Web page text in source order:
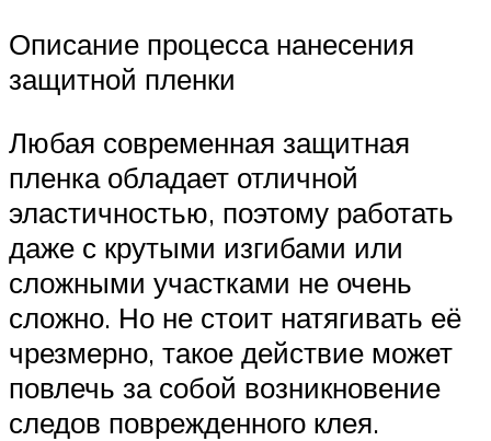
Описание процесса нанесения
защитной пленки
Любая современная защитная
пленка обладает отличной
эластичностью, поэтому работать
даже с крутыми изгибами или
сложными участками не очень
сложно. Но не стоит натягивать её
чрезмерно, такое действие может
повлечь за собой возникновение
следов поврежденного клея.